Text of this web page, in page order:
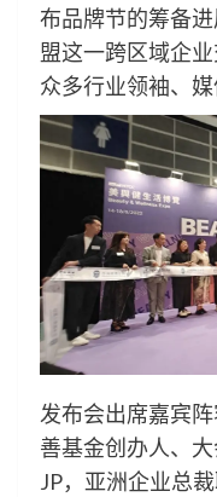
布品牌节的筹备
盟这一跨区域企
众多行业领袖、媒
发布会出席嘉宾
善基金创办人、
JP，亚洲企业总